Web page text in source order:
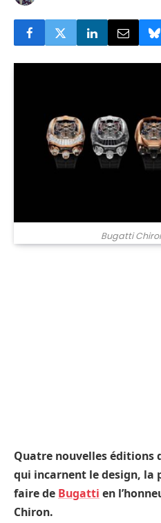
Bugatti
Quatre nouvelles éditions
qui incarnent le design, la
faire de Bugatti en
Chiron.